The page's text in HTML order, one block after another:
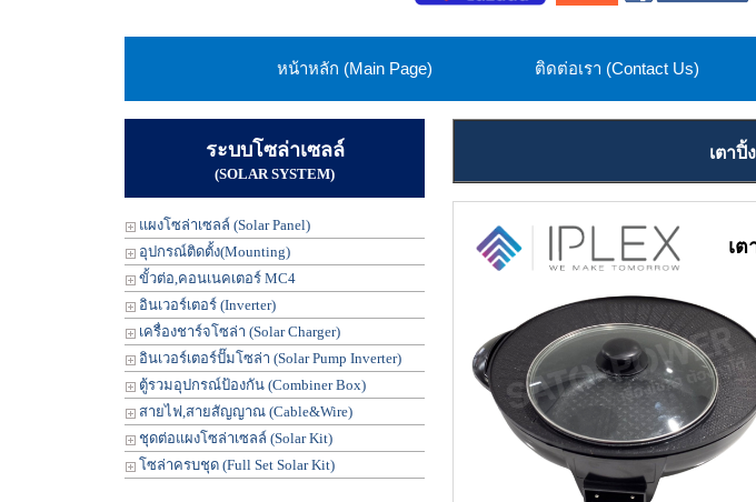
หน้าหลัก (Main Page) ติดต่อเรา (Contact Us)
ระบบโซล่าเซลล์
(SOLAR SYSTEM)
แผงโซล่าเซลล์ (Solar Panel)
อุปกรณ์ติดตั้ง(Mounting)
ขั้วต่อ,คอนเนคเตอร์ MC4
อินเวอร์เตอร์ (Inverter)
เครื่องชาร์จโซล่า (Solar Charger)
อินเวอร์เตอร์ปั๊มโซล่า (Solar Pump Inverter)
ตู้รวมอุปกรณ์ป้องกัน (Combiner Box)
สายไฟ,สายสัญญาณ (Cable&Wire)
ชุดต่อแผงโซล่าเซลล์ (Solar Kit)
โซล่าครบชุด (Full Set Solar Kit)
เตาปิ้
เ